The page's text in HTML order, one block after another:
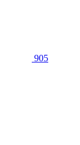
905